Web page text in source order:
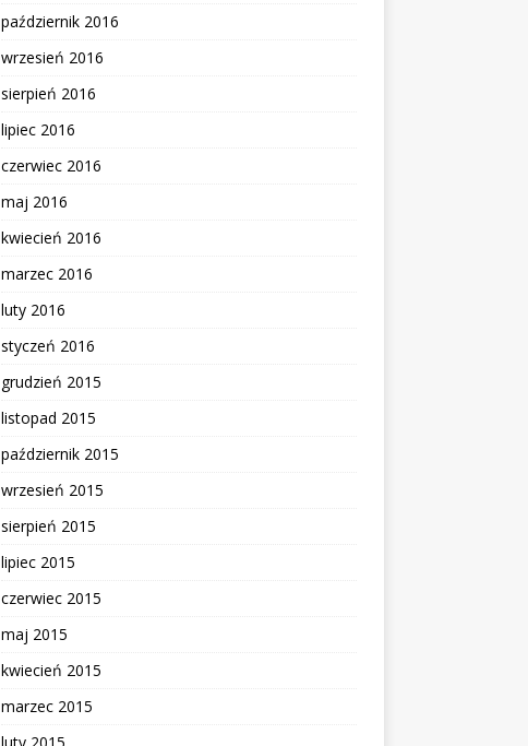
październik 2016
wrzesień 2016
sierpień 2016
lipiec 2016
czerwiec 2016
maj 2016
kwiecień 2016
marzec 2016
luty 2016
styczeń 2016
grudzień 2015
listopad 2015
październik 2015
wrzesień 2015
sierpień 2015
lipiec 2015
czerwiec 2015
maj 2015
kwiecień 2015
marzec 2015
luty 2015